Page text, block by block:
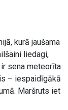
kurā jaušama
liedagi,
sena meteorīta
– iespaidīgākā
Maršruts iet